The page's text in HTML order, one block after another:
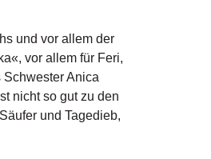
und vor allem der
vor allem für Feri,
Anica
nicht so gut zu den
und Tagedieb,